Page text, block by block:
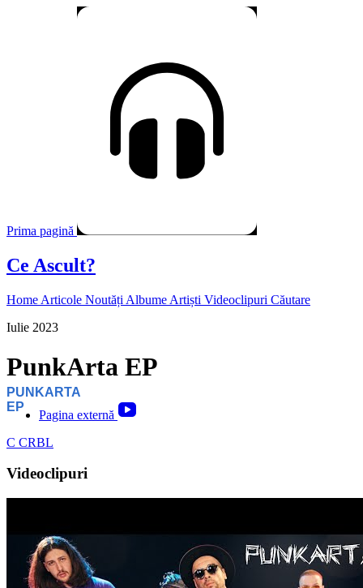
Prima pagină
Ce Ascult?
Home Articole Noutăți Albume Artiști Videoclipuri Căutare
Iulie 2023
PunkArta EP
PUNKARTA
EP
Pagina externă
C CRBL
Videoclipuri